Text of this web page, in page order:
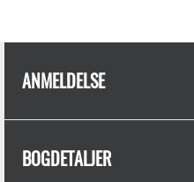
ANMELDELSE
BOGDETALJER